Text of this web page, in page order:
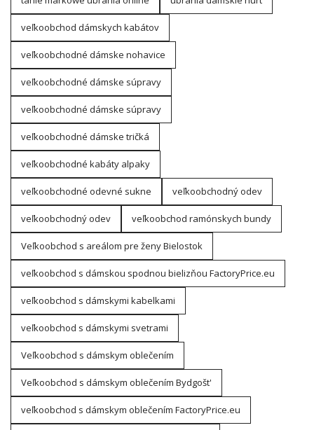
veľkoobchod dámskych kabátov
veľkoobchodné dámske nohavice
veľkoobchodné dámske súpravy
veľkoobchodné dámske súpravy
veľkoobchodné dámske tričká
veľkoobchodné kabáty alpaky
veľkoobchodné odevné sukne veľkoobchodný odev
veľkoobchodný odev veľkoobchod ramónskych bundy
Veľkoobchod s areálom pre ženy Bielostok
veľkoobchod s dámskou spodnou bielizňou FactoryPrice.eu
veľkoobchod s dámskymi kabelkami
veľkoobchod s dámskymi svetrami
Veľkoobchod s dámskym oblečením
Veľkoobchod s dámskym oblečením Bydgošt'
veľkoobchod s dámskym oblečením FactoryPrice.eu